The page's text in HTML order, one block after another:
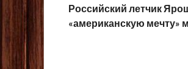
Российский летчик
«американскую мечту»